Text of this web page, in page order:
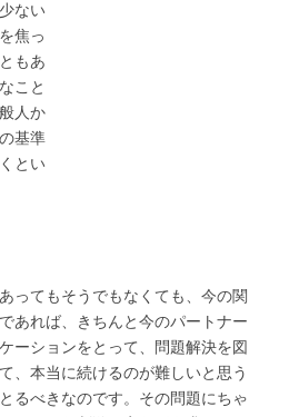
ない
焦っ
もあ
こと
人か
基準
とい
ってもそうでもなくても、今の関
あれば、きちんと今のパートナー
ーションをとって、問題解決を図
、本当に続けるのが難しいと思う
るべきなのです。その問題にちゃ